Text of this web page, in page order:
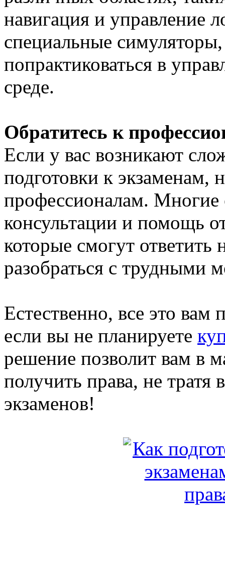
навигация и управление
специальные
попрактиковаться в
среде.
Обратитесь к
Если у вас возникают
подготовки к экзаменам,
профессионалам. Многие
консультации и помощь
которые смогут
разобраться с трудными
Естественно, все это вам
если вы не планируете
решение позволит вам в
получить права, не
экзаменов!